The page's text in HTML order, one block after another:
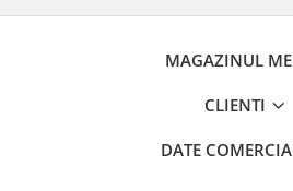
MAGAZINUL
CLIENTI
DATE